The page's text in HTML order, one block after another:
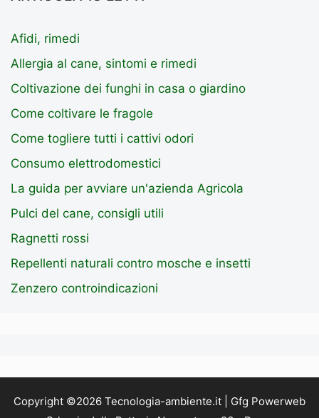
Afidi, rimedi
Allergia al cane, sintomi e rimedi
Coltivazione dei funghi in casa o giardino
Come coltivare le fragole
Come togliere tutti i cattivi odori
Consumo elettrodomestici
La guida per avviare un'azienda Agricola
Pulci del cane, consigli utili
Ragnetti rossi
Repellenti naturali contro mosche e insetti
Zenzero controindicazioni
Copyright ©2026 Tecnologia-ambiente.it | Gfg Powerweb